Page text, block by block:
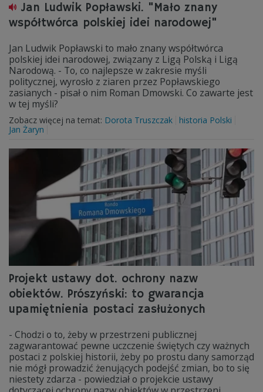
Jan Ludwik Popławski. "Mało znany
współtwórca polskiej idei narodowej"
Jan Ludwik Popławski to mało znany współtwórca
polskiej idei narodowej, związany z Ligą Polską i Ligą
Narodową. - To, co najlepsze w zakresie myśli
politycznej, wyrosło z ziaren przez Popławskiego
zasianych - pisał o nim Roman Dmowski. Co zawarte jest
w tej myśli?
Zobacz więcej na temat: Dorota Truszczak
historia Polski
Jan Żaryn
Projekt ustawy dot. ochrony nazw
obiektów. Prószyński: to gwarancja
upamiętnienia postaci zasłużonych
- Chodzi o to, żeby w przestrzeni publicznej
zagwarantować pewne uczczenie świętych czy ważnych
postaci z polskiej historii, żeby po prostu dany samorząd
nie mógł prowadzić żenujących podejść zmian, bo to się
niestety zdarza - powiedział o projekcie ustawy